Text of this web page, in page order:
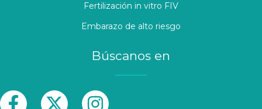
Fertilización in vitro FIV
Embarazo de alto riesgo
Búscanos en